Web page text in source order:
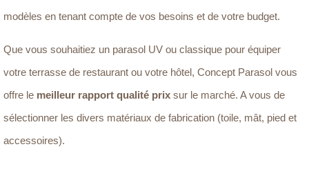
modèles en tenant compte de vos besoins et de votre budget.
Que vous souhaitiez un parasol UV ou classique pour équiper
votre terrasse de restaurant ou votre hôtel, Concept Parasol vous
offre le meilleur rapport qualité prix sur le marché. A vous de
sélectionner les divers matériaux de fabrication (toile, mât, pied et
accessoires).